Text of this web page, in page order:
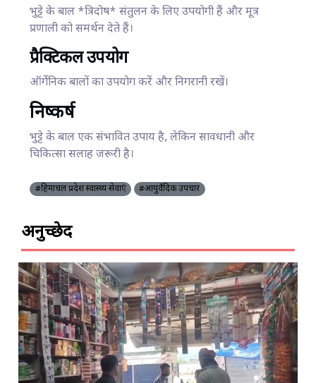
भुट्टे के बाल *त्रिदोष* संतुलन के लिए उपयोगी हैं और मूत्र
प्रणाली को समर्थन देते हैं।
प्रैक्टिकल उपयोग
ऑर्गेनिक बालों का उपयोग करें और निगरानी रखें।
निष्कर्ष
भुट्टे के बाल एक संभावित उपाय है, लेकिन सावधानी और
चिकित्सा सलाह जरूरी है।
#हिमाचल प्रदेश स्वास्थ्य सेवाएं #आयुर्वेदिक उपचार
अनुच्छेद